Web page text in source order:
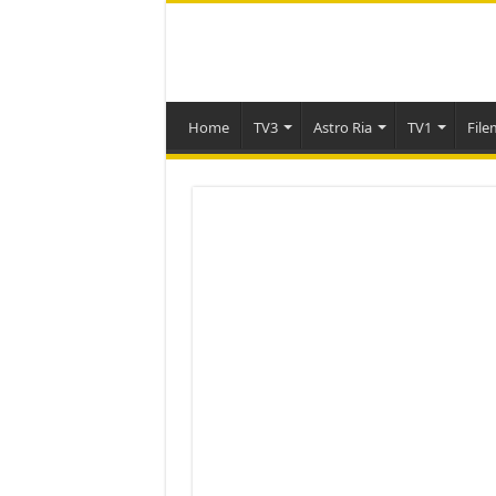
Home TV3 Astro Ria TV1